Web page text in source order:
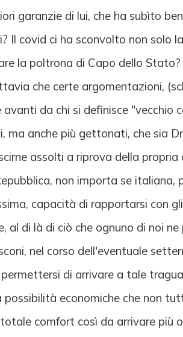
garanzie di lui, che ha subìto
Il covid ci ha sconvolto non solo
la poltrona di Capo dello
che certe argomentazioni,
da chi si definisce "vecchio
anche più gettonati, che sia
assolti a riprova della
non importa se italiana,
capacità di rapportarsi con
al di là di ciò che ognuno di noi
nel corso dell'eventuale
di arrivare a tale
economiche che non
comfort così da arrivare più